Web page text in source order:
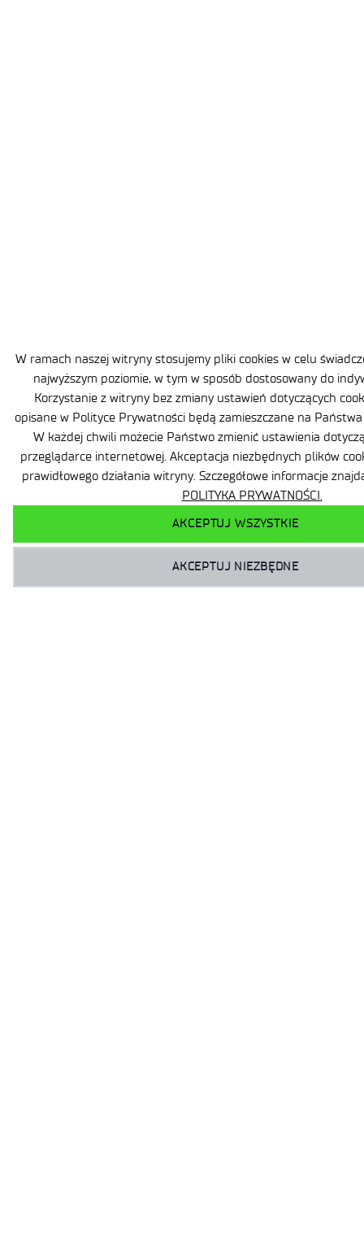
W ramach naszej witryny stosujemy pliki cookies w celu
najwyższym poziomie, w tym w sposób dostosowany do
Korzystanie z witryny bez zmiany ustawień dotyczących
opisane w Polityce Prywatności będą zamieszczane na
W każdej chwili możecie Państwo zmienić ustawienia
przeglądarce internetowej. Akceptacja niezbędnych plików
prawidłowego działania witryny. Szczegółowe informacje
POLITYKA PRYWATNOŚCI.
AKCEPTUJ WSZYSTKIE
AKCEPTUJ NIEZBĘDNE